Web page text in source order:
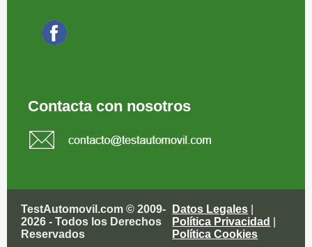
Contacta con nosotros
TestAutomovil.com © 2009-
2026 - Todos los Derechos
Reservados
Datos Legales
Política Privacidad
Política Cookies